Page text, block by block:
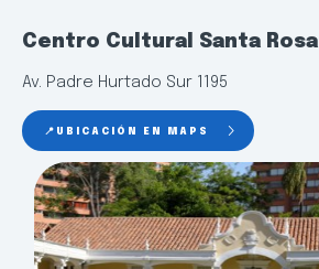
Centro Cultural Santa Rosa
Av. Padre Hurtado Sur 1195
📍UBICACIÓN EN MAPS